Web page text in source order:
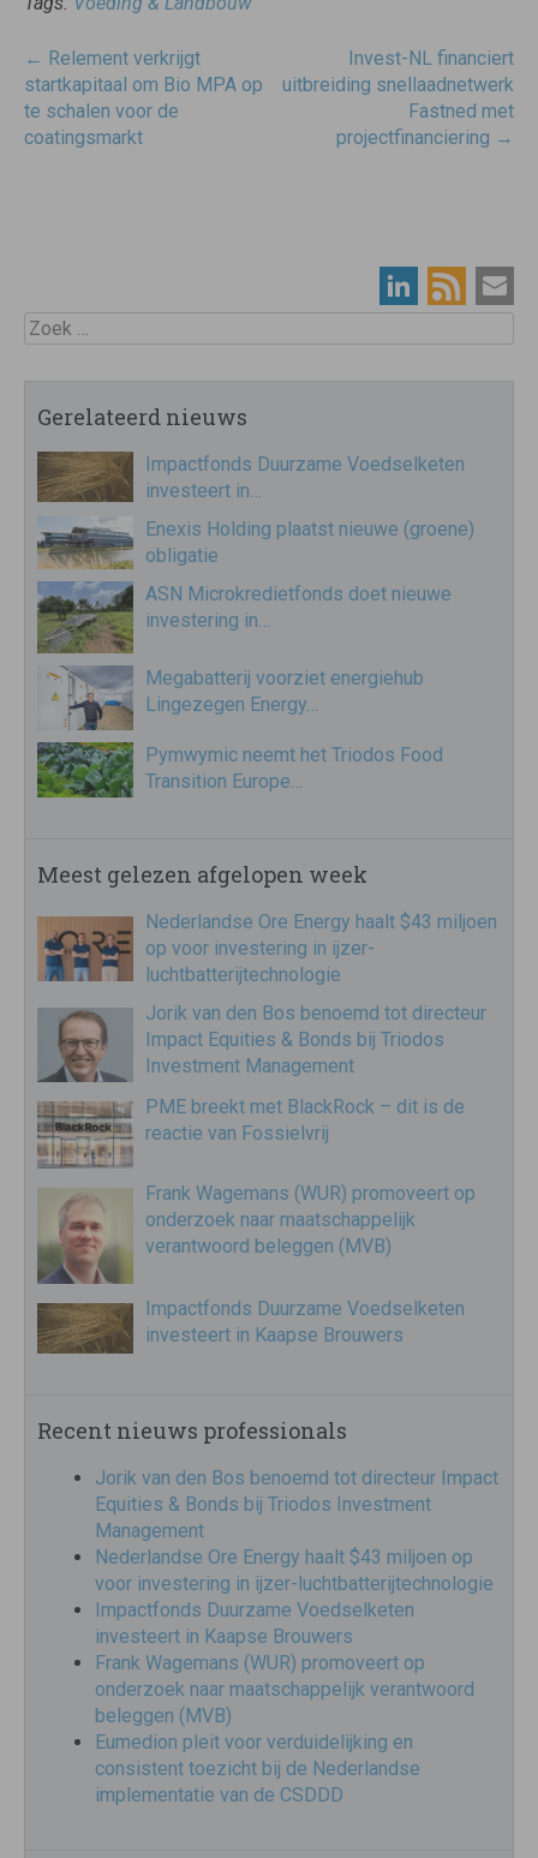
Post
navigatie
← Relement verkrijgt
startkapitaal om Bio MPA op
te schalen voor de
coatingsmarkt
Invest-NL financiert
uitbreiding snellaadnetwerk
Fastned met
projectfinanciering →
Zoek
Gerelateerd nieuws
Impactfonds Duurzame Voedselketen
investeert in…
Enexis Holding plaatst nieuwe (groene)
obligatie
ASN Microkredietfonds doet nieuwe
investering in…
Megabatterij voorziet energiehub
Lingezegen Energy…
Pymwymic neemt het Triodos Food
Transition Europe…
Meest gelezen afgelopen week
Nederlandse Ore Energy haalt $43 miljoen
op voor investering in ijzer-
luchtbatterijtechnologie
Jorik van den Bos benoemd tot directeur
Impact Equities & Bonds bij Triodos
Investment Management
PME breekt met BlackRock – dit is de
reactie van Fossielvrij
Frank Wagemans (WUR) promoveert op
onderzoek naar maatschappelijk
verantwoord beleggen (MVB)
Impactfonds Duurzame Voedselketen
investeert in Kaapse Brouwers
Recent nieuws professionals
Jorik van den Bos benoemd tot directeur Impact
Equities & Bonds bij Triodos Investment
Management
Nederlandse Ore Energy haalt $43 miljoen op
voor investering in ijzer-luchtbatterijtechnologie
Impactfonds Duurzame Voedselketen
investeert in Kaapse Brouwers
Frank Wagemans (WUR) promoveert op
onderzoek naar maatschappelijk verantwoord
beleggen (MVB)
Eumedion pleit voor verduidelijking en
consistent toezicht bij de Nederlandse
implementatie van de CSDDD